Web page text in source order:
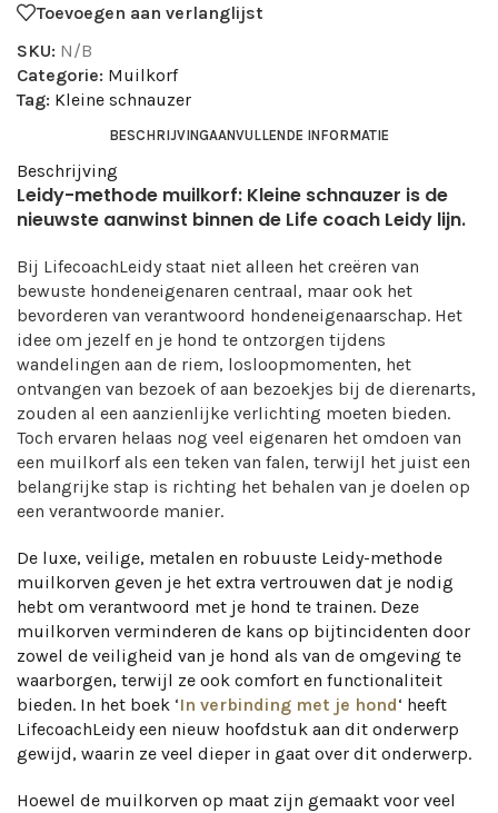
Toevoegen aan verlanglijst
SKU: N/B
Categorie: Muilkorf
Tag: Kleine schnauzer
BESCHRIJVINGAANVULLENDE INFORMATIE
Beschrijving
Leidy-methode muilkorf: Kleine schnauzer is de
nieuwste aanwinst binnen de Life coach Leidy lijn.
Bij LifecoachLeidy staat niet alleen het creëren van
bewuste hondeneigenaren centraal, maar ook het
bevorderen van verantwoord hondeneigenaarschap. Het
idee om jezelf en je hond te ontzorgen tijdens
wandelingen aan de riem, losloopmomenten, het
ontvangen van bezoek of aan bezoekjes bij de dierenarts,
zouden al een aanzienlijke verlichting moeten bieden.
Toch ervaren helaas nog veel eigenaren het omdoen van
een muilkorf als een teken van falen, terwijl het juist een
belangrijke stap is richting het behalen van je doelen op
een verantwoorde manier.
De luxe, veilige, metalen en robuuste Leidy-methode
muilkorven geven je het extra vertrouwen dat je nodig
hebt om verantwoord met je hond te trainen. Deze
muilkorven verminderen de kans op bijtincidenten door
zowel de veiligheid van je hond als van de omgeving te
waarborgen, terwijl ze ook comfort en functionaliteit
bieden. In het boek ‘In verbinding met je hond‘ heeft
LifecoachLeidy een nieuw hoofdstuk aan dit onderwerp
gewijd, waarin ze veel dieper in gaat over dit onderwerp.
Hoewel de muilkorven op maat zijn gemaakt voor veel